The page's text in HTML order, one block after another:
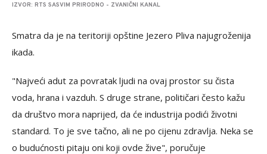
IZVOR: RTS SASVIM PRIRODNO - ZVANIČNI KANAL
Smatra da je na teritoriji opštine Jezero Pliva najugroženija
ikada.
"Najveći adut za povratak ljudi na ovaj prostor su čista
voda, hrana i vazduh. S druge strane, političari često kažu
da društvo mora naprijed, da će industrija podići životni
standard. To je sve tačno, ali ne po cijenu zdravlja. Neka se
o budućnosti pitaju oni koji ovde žive", poručuje